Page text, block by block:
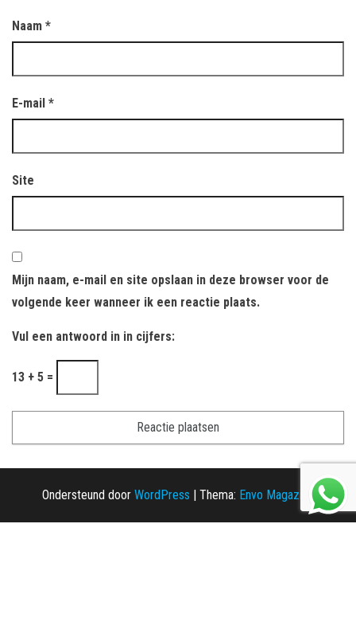
Naam *
E-mail *
Site
Mijn naam, e-mail en site opslaan in deze browser voor de
volgende keer wanneer ik een reactie plaats.
Vul een antwoord in in cijfers:
13 + 5 =
Ondersteund door WordPress Thema: Envo Magazine